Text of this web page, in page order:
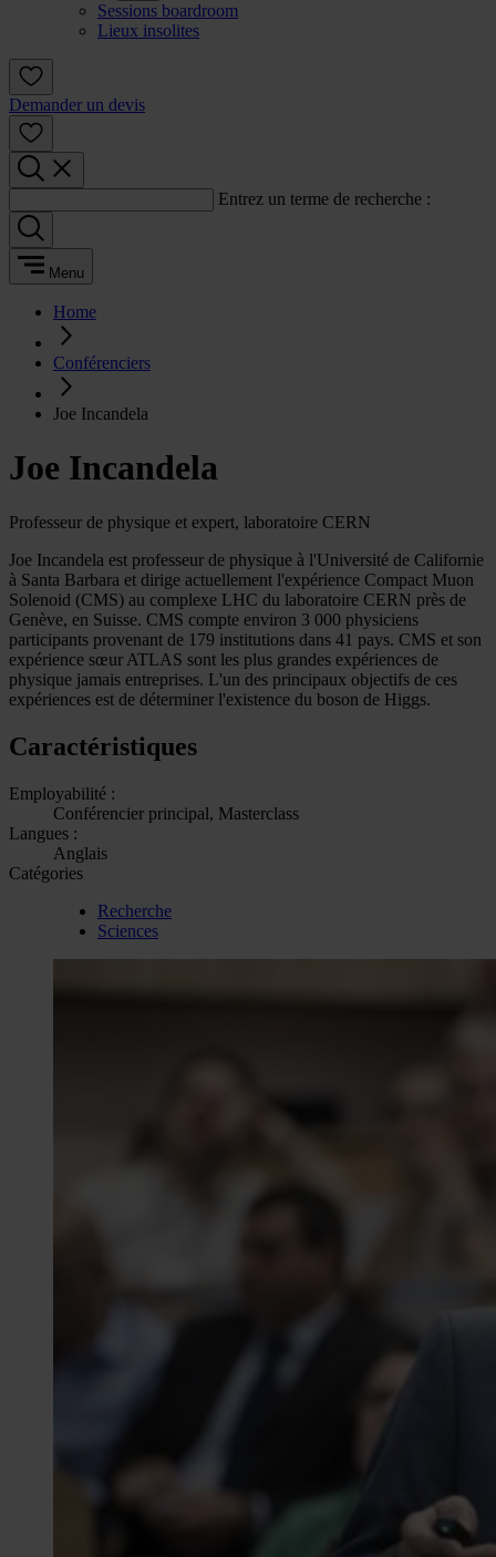
Sessions boardroom
Lieux insolites
Demander un devis
Entrez un terme de recherche :
Menu
Home
Conférenciers
Joe Incandela
Joe Incandela
Professeur de physique et expert, laboratoire CERN
Joe Incandela est professeur de physique à l'Université de Californie
à Santa Barbara et dirige actuellement l'expérience Compact Muon
Solenoid (CMS) au complexe LHC du laboratoire CERN près de
Genève, en Suisse. CMS compte environ 3 000 physiciens
participants provenant de 179 institutions dans 41 pays. CMS et son
expérience sœur ATLAS sont les plus grandes expériences de
physique jamais entreprises. L'un des principaux objectifs de ces
expériences est de déterminer l'existence du boson de Higgs.
Caractéristiques
Employabilité :
Conférencier principal, Masterclass
Langues :
Anglais
Catégories
Recherche
Sciences